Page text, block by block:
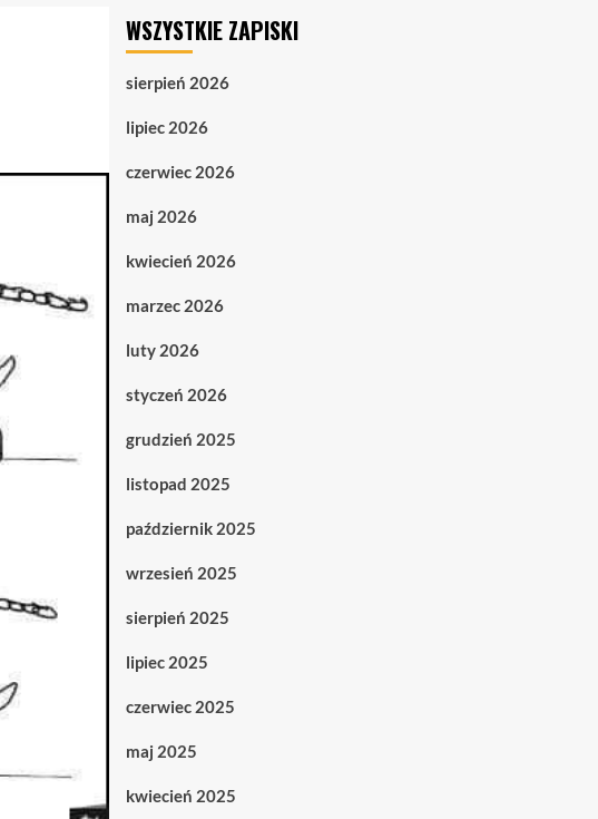
WSZYSTKIE ZAPISKI
sierpień 2026
lipiec 2026
czerwiec 2026
maj 2026
kwiecień 2026
marzec 2026
luty 2026
styczeń 2026
grudzień 2025
listopad 2025
październik 2025
wrzesień 2025
sierpień 2025
lipiec 2025
czerwiec 2025
maj 2025
kwiecień 2025